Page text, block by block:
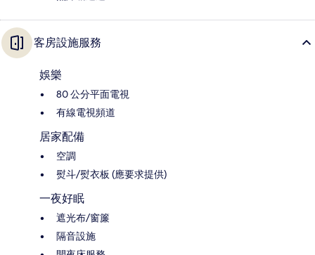
客房設施服務
娛樂
80 公分平面電視
有線電視頻道
居家配備
空調
熨斗/熨衣板 (應要求提供)
一夜好眠
遮光布/窗簾
隔音設施